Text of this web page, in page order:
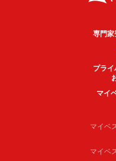
専門家
プラ
マイ
マイベ
マイベ